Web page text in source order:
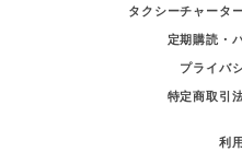
タクシーチャータ
定期購読・
プライバ
特定商取引
利